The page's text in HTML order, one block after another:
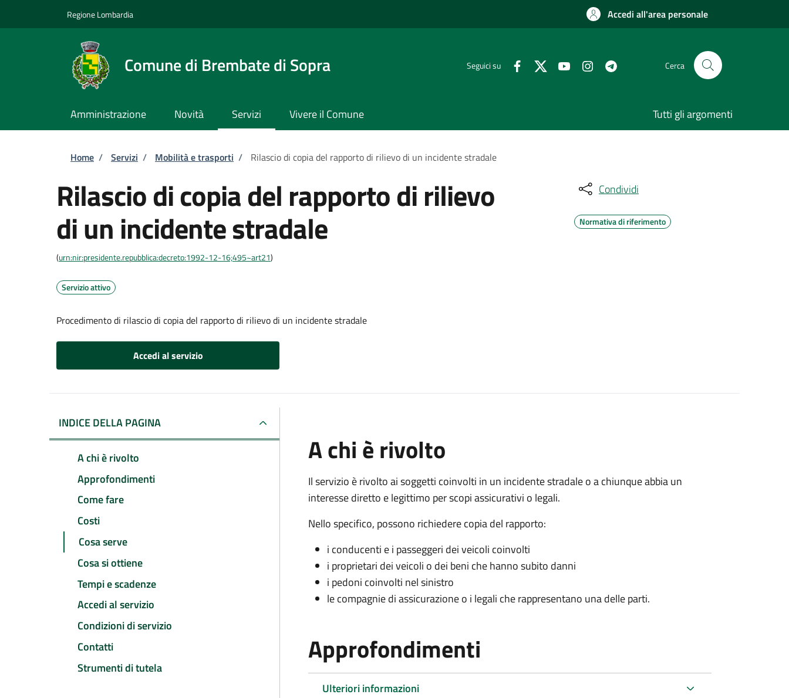
Regione Lombardia Accedi all'area personale
Comune di Brembate di Sopra Seguici su Cerca
Amministrazione Novità Servizi Vivere il Comune Tutti gli argomenti
Briciole di pane
Home / Servizi / Mobilità e trasporti / Rilascio di copia del rapporto di rilievo di un incidente stradale
Rilascio di copia del rapporto di rilievo
di un incidente stradale
(urn:nir:presidente.repubblica:decreto:1992-12-16;495~art21)
Servizio attivo
Procedimento di rilascio di copia del rapporto di rilievo di un incidente stradale
Accedi al servizio
Condividi
Normativa di riferimento
INDICE DELLA PAGINA
A chi è rivolto
Approfondimenti
Come fare
Costi
Cosa serve
Cosa si ottiene
Tempi e scadenze
Accedi al servizio
Condizioni di servizio
Contatti
Strumenti di tutela
A chi è rivolto
Il servizio è rivolto ai soggetti coinvolti in un incidente stradale o a chiunque abbia un
interesse diretto e legittimo per scopi assicurativi o legali.
Nello specifico, possono richiedere copia del rapporto:
i conducenti e i passeggeri dei veicoli coinvolti
i proprietari dei veicoli o dei beni che hanno subito danni
i pedoni coinvolti nel sinistro
le compagnie di assicurazione o i legali che rappresentano una delle parti.
Approfondimenti
Ulteriori informazioni